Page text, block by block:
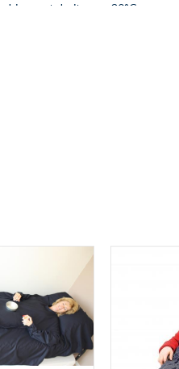
binnenstebuiten op 30°C